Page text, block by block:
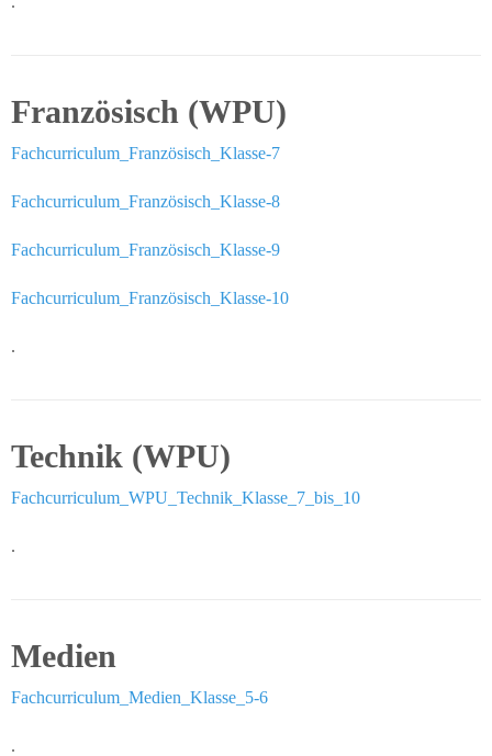
Französisch (WPU)
Fachcurriculum_Französisch_Klasse-7
Fachcurriculum_Französisch_Klasse-8
Fachcurriculum_Französisch_Klasse-9
Fachcurriculum_Französisch_Klasse-10
.
Technik (WPU)
Fachcurriculum_WPU_Technik_Klasse_7_bis_10
.
Medien
Fachcurriculum_Medien_Klasse_5-6
.
Kontaktdaten
So
Sie uns
Sekretariat und